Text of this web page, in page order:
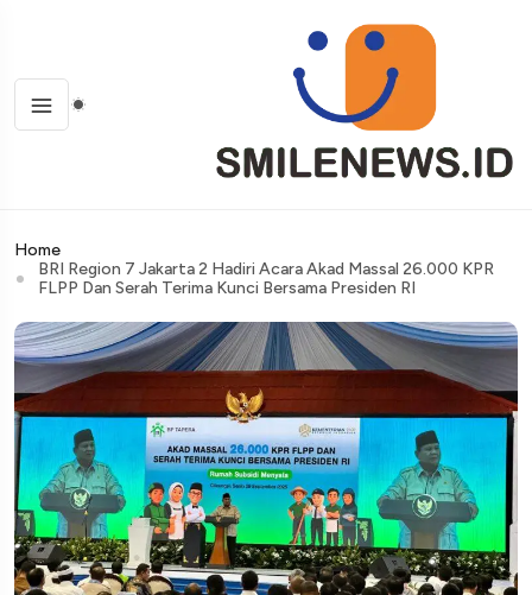
Home
BRI Region 7 Jakarta 2 Hadiri Acara Akad Massal 26.000 KPR
FLPP Dan Serah Terima Kunci Bersama Presiden RI